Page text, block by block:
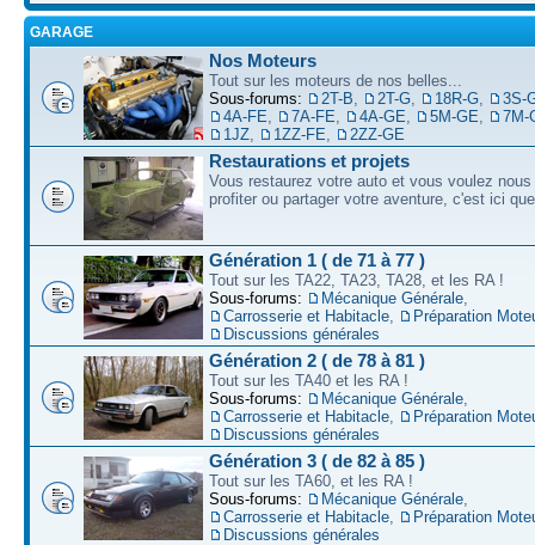
GARAGE
Nos Moteurs
Tout sur les moteurs de nos belles...
Sous-forums:
2T-B 2T-G 18R-G
3S-
4A-FE
7A-FE 4A-GE 5M-GE
7M-
1JZ
1ZZ-FE 2ZZ-GE
Restaurations et projets
Vous restaurez votre auto et vous voulez nous
profiter ou partager votre aventure, c'est ici
Génération 1 ( de 71 à 77 )
Tout sur les TA22, TA23, TA28, et les RA !
Sous-forums:
Mécanique Générale
Carrosserie et Habitacle
Préparation
Discussions générales
Génération 2 ( de 78 à 81 )
Tout sur les TA40 et les RA !
Sous-forums:
Mécanique Générale
Carrosserie et Habitacle
Préparation
Discussions générales
Génération 3 ( de 82 à 85 )
Tout sur les TA60, et les RA !
Sous-forums:
Mécanique Générale
Carrosserie et Habitacle
Préparation
Discussions générales